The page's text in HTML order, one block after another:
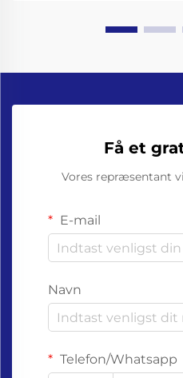
Få et
Vores repræsentant
E-mail
Navn
Telefon/Whatsapp